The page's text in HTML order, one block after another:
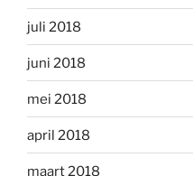
juli 2018
juni 2018
mei 2018
april 2018
maart 2018